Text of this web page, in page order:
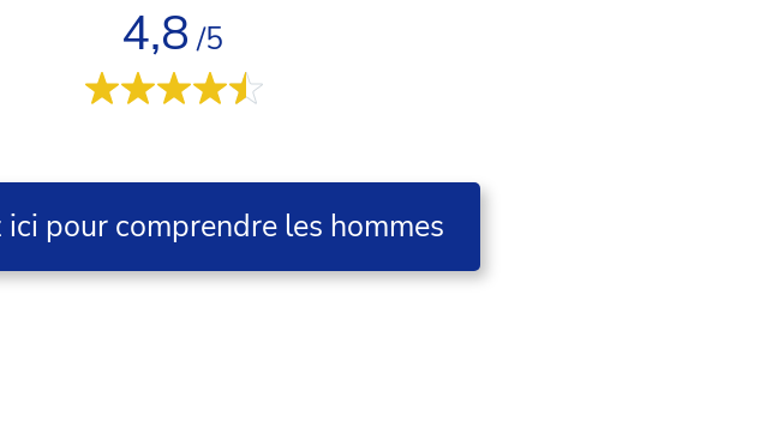
4,8 /5
ici pour comprendre les hommes